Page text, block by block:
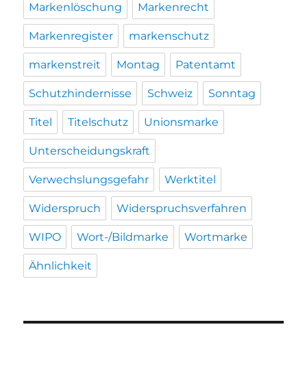
Markenlöschung Markenrecht
Markenregister markenschutz
markenstreit Montag Patentamt
Schutzhindernisse Schweiz Sonntag
Titel Titelschutz Unionsmarke
Unterscheidungskraft
Verwechslungsgefahr Werktitel
Widerspruch Widerspruchsverfahren
WIPO Wort-/Bildmarke Wortmarke
Ähnlichkeit